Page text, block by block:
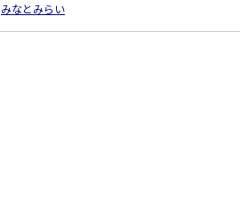
みなとみらい